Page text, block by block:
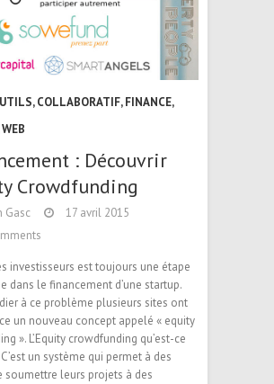
,COLLABORATIF,FINANCE,
WEB
: Découvrir
Crowdfunding
Gasc
17 avril 2015
investisseurs est toujours une étape
dans le financement d’une startup.
à ce problème plusieurs sites ont
un nouveau concept appelé « equity
». L’Equity crowdfunding qu’est-ce
C’est un système qui permet à des
soumettre leurs projets à des